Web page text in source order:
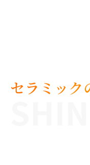
セラミック